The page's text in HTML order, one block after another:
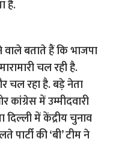
है.
वाले बताते हैं कि भाजपा
चल रही है.
चल रहा है. बड़े नेता
में उम्मीदवारी
दिल्ली में केंद्रीय चुनाव
की ‘बी’ टीम ने